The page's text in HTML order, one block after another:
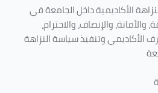
الأكاديمية داخل الجامعة في
والإنصاف، والاحترام،
الأكاديمي وتنفيذ سياسة النزاهة